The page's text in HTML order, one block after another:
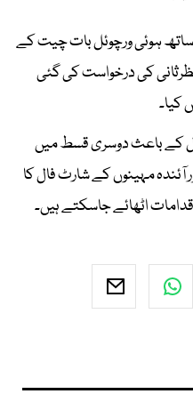
ساتھ ہوئی ورچوئل بات چیت کے
کی درخواست کی گئی
کیا۔
کے باعث دوسری قسط میں
آئندہ مہینوں کے شارٹ فال کا
اٹھائے جاسکتے ہیں۔